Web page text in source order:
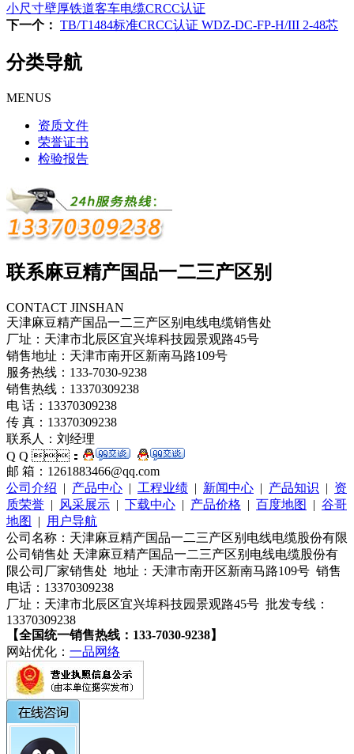
小尺寸壁厚铁道客车电缆CRCC认证
下一个： TB/T1484标准CRCC认证 WDZ-DC-FP-H/III 2-48芯
分类导航
MENUS
资质文件
荣誉证书
检验报告
联系麻豆精产国品一二三产区别
CONTACT JINSHAN
天津麻豆精产国品一二三产区别电线电缆销售处
厂址：天津市北辰区宜兴埠科技园景观路45号
销售地址：天津市南开区新南马路109号
服务热线：133-7030-9238
销售热线：13370309238
电 话：13370309238
传 真：13370309238
联系人：刘经理
Q Q ：
邮 箱：1261883466@qq.com
公司介绍 | 产品中心 | 工程业绩 | 新闻中心 | 产品知识 | 资
质荣誉 | 风采展示 | 下载中心 | 产品价格 | 百度地图 | 谷哥
地图
|
用户导航
公司名称：天津麻豆精产国品一二三产区别电线电缆股份有限
公司销售处 天津麻豆精产国品一二三产区别电线电缆股份有
限公司厂家销售处 地址：天津市南开区新南马路109号 销售
电话：13370309238
厂址：天津市北辰区宜兴埠科技园景观路45号 批发专线：
13370309238
【全国统一销售热线：133-7030-9238】
网站优化： 一品网络